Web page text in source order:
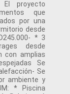
El proyecto
que
por una
desde
* 3
desde
con amplias
Se
Se
ambiente y
* Piscina